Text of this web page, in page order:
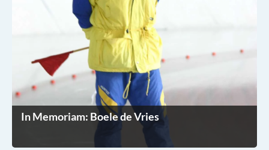
In Memoriam: Boele de Vries